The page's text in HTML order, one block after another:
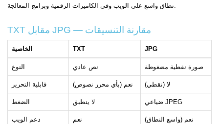
نطاق واسع على الويب وفي الكاميرات الرقمية وبرامج المعالجة.
TXT مقابل JPG — مقارنة التنسيقات
الخاصية TXT JPG
النوع نص عادي صورة نقطية مضغوطة
قابلية التحرير نعم (بأي محرر نصوص) لا (نقطي)
الضغط لا ينطبق ضياعي JPEG
دعم الويب نعم نعم (واسع النطاق)